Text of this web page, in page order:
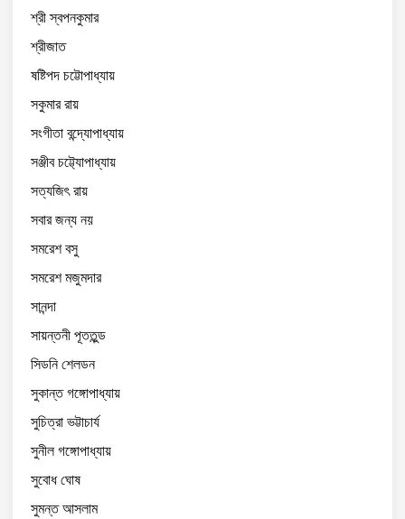
শ্রী স্বপনকুমার
শ্রীজাত
ষষ্টিপদ চট্টোপাধ্যায়
সকুমার রায়
সংগীতা বন্দ্যোপাধ্যায়
সঞ্জীব চট্ট্যোপাধ্যায়
সত্যজিৎ রায়
সবার জন্য নয়
সমরেশ বসু
সমরেশ মজুমদার
সানন্দা
সায়ন্তনী পূততুন্ড
সিডনি শেলডন
সুকান্ত গঙ্গোপাধ্যায়
সুচিত্রা ভট্টাচার্য
সুনীল গঙ্গোপাধ্যায়
সুবোধ ঘোষ
সুমন্ত আসলাম